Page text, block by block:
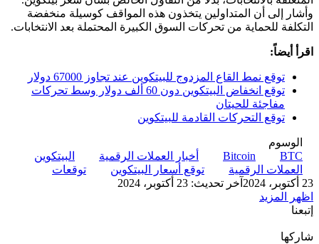
وأشار إلى أن المتداولين يتخذون هذه المواقف كوسيلة منخفضة
التكلفة للحماية من تحركات السوق الكبيرة المحتملة بعد الانتخابات.
اقرأ أيضاً:
توقع نمط القاع المزدوج للبيتكوين عند تجاوز 67000 دولار
توقع انخفاض البيتكوين دون 60 ألف دولار وسط تحركات
مفاجئة للحيتان
توقع التحركات القادمة للبيتكوين
الوسوم
Bitcoin
BTC أخبار العملات الرقمية
البيتكوين
العملات الرقمية
توقع أسعار البيتكوين
توقعات
23 أكتوبر، 2024
آخر تحديث: 23 أكتوبر، 2024
اظهر المزيد
إتبعنا
شاركها